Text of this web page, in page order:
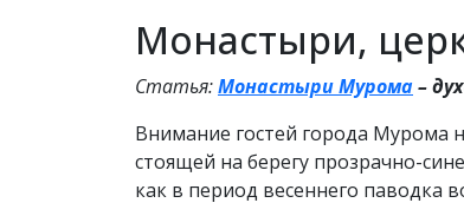
Монастыри,
Статья:Монастыри Мурома–
Внимание гостей города Мурома
стоящей на берегу прозрачно-
как в период весеннего паводка